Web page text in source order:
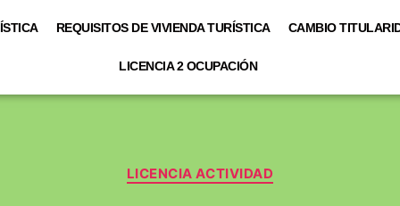
REQUISITOS DE VIVIENDA TURÍSTICA CAMBIO
LICENCIA 2 OCUPACIÓN
LICENCIA ACTIVIDAD